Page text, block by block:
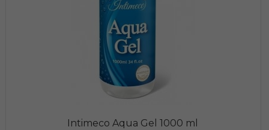
Intimeco Aqua Gel 1000 ml